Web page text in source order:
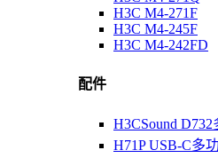
H3C M4-271F
H3C M4-245F
H3C M4-242FD
配件
H3CSound
H71P USB-C多